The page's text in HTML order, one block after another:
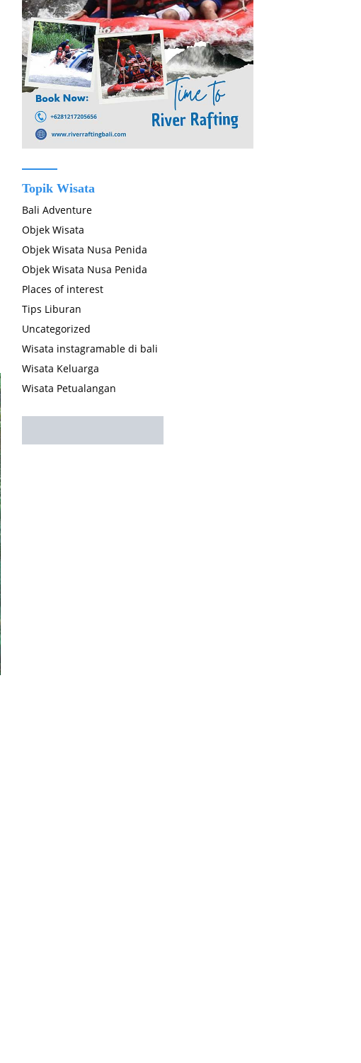
Topik Wisata
Bali Adventure
Objek Wisata
Objek Wisata Nusa Penida
Objek Wisata Nusa Penida
Places of interest
Tips Liburan
Uncategorized
Wisata instagramable di bali
Wisata Keluarga
Wisata Petualangan